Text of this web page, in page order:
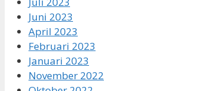
Juni 2023
April 2023
Februari 2023
Januari 2023
November 2022